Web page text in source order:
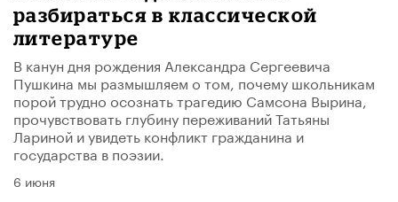
разбираться в классической
литературе
В канун дня рождения Александра Сергеевича
Пушкина мы размышляем о том, почему школьникам
порой трудно осознать трагедию Самсона Вырина,
прочувствовать глубину переживаний Татьяны
Лариной и увидеть конфликт гражданина и
государства в поэзии.
6 июня